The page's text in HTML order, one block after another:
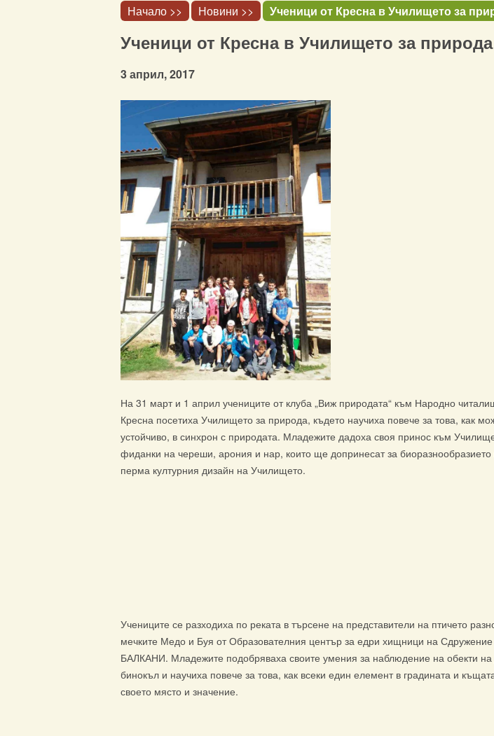
Начало >> Новини >> Ученици от Кресна в Училището за
Ученици от Кресна в Училището за природа
3 април, 2017
На 31 март и 1 април учениците от клуба „Виж природата“ към Народно
Кресна посетиха Училището за природа, където научиха повече за това, как
устойчиво, в синхрон с природата. Младежите дадоха своя принос към
фиданки на череши, арония и нар, които ще допринесат за биоразнообразието
перма културния дизайн на Училището.
Учениците се разходиха по реката в търсене на представители на птичето
мечките Медо и Буя от Образователния център за едри хищници на
БАЛКАНИ. Младежите подобряваха своите умения за наблюдение на обекти на
бинокъл и научиха повече за това, как всеки един елемент в градината и
своето място и значение.